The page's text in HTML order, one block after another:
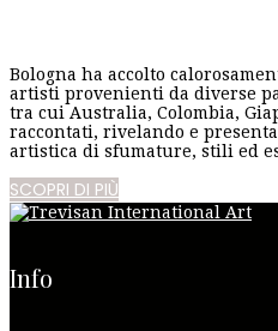
Bologna ha accolto
artisti provenienti da diverse
tra cui Australia, Colombia,
raccontati, rivelando e
artistica di sfumature, stili ed
SCOPRI DI PIÙ
Info